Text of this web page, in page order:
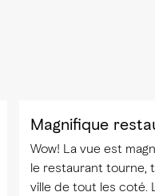
Magnifique
Wow! La vue est
le restaurant tourne,
ville de tout les coté.